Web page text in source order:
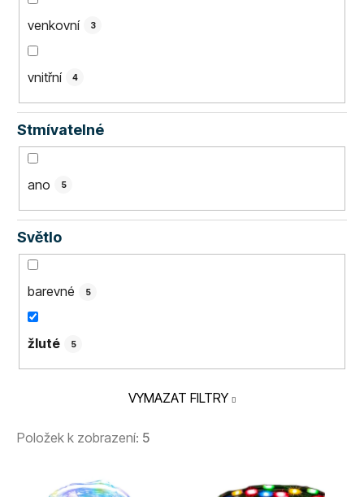
venkovní 3
vnitřní 4
Stmívatelné
ano 5
Světlo
barevné 5
žluté 5
VYMAZAT FILTRY
Položek k zobrazení: 5